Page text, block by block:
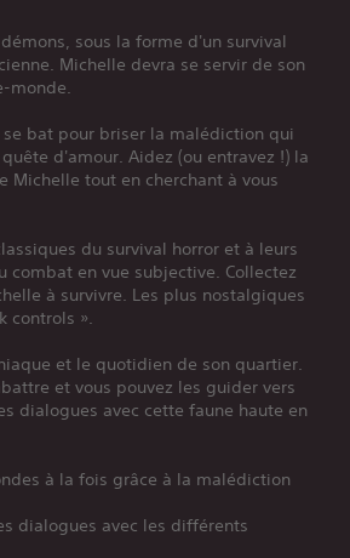
sous la forme d'un survival
Michelle devra se servir de son
monde.
bat pour briser la malédiction qui
d'amour. Aidez (ou entravez !) la
tout en cherchant à vous
du survival horror et à leurs
combat en vue subjective. Collectez
à survivre. Les plus nostalgiques
controls ».
et le quotidien de son quartier.
et vous pouvez les guider vers
dialogues avec cette faune haute en
à la fois grâce à la malédiction
dialogues avec les différents